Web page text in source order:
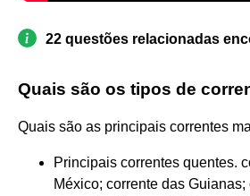
22 questões relacionadas
Quais são os tipos de
Quais são as principais correntes
Principais correntes quentes.
México; corrente das